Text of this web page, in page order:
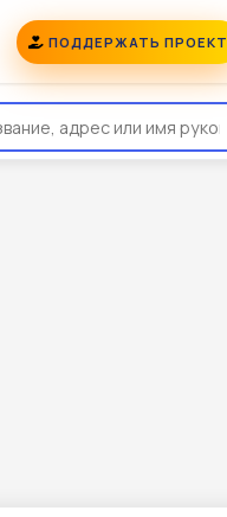
ПОДДЕРЖАТЬ ПРОЕКТ